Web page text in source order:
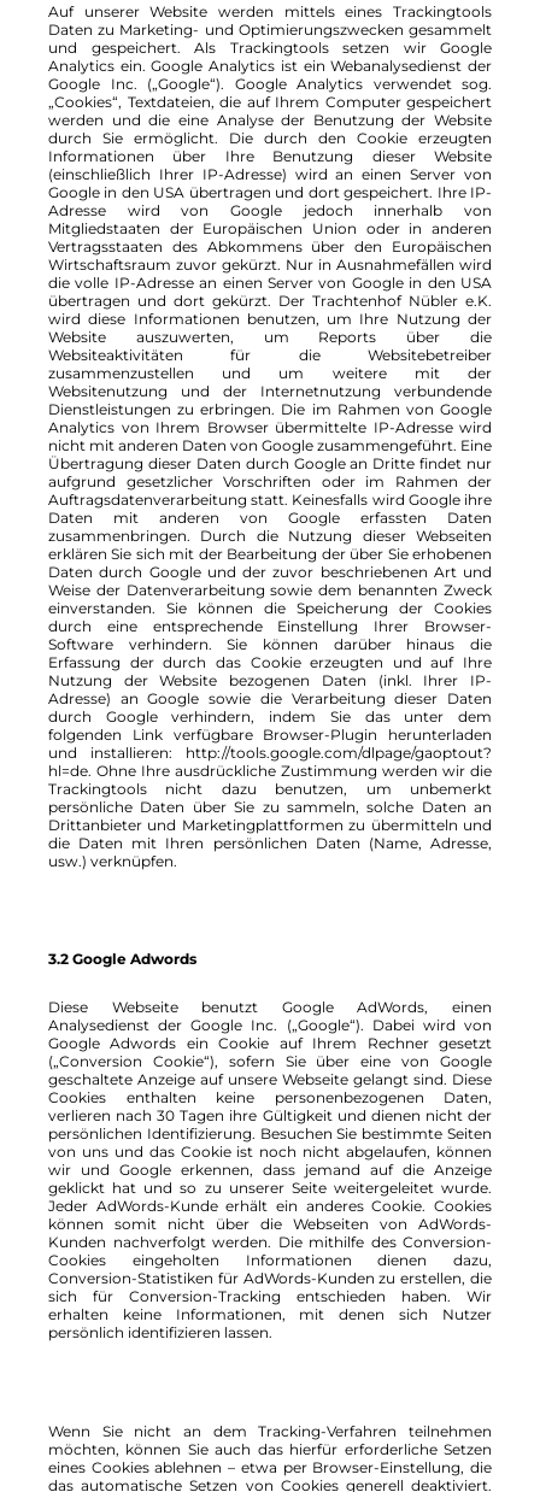
Auf unserer Website werden mittels eines Trackingtools
Daten zu Marketing- und Optimierungszwecken gesammelt
und gespeichert. Als Trackingtools setzen wir Google
Analytics ein. Google Analytics ist ein Webanalysedienst der
Google Inc. („Google“). Google Analytics verwendet sog.
„Cookies“, Textdateien, die auf Ihrem Computer gespeichert
werden und die eine Analyse der Benutzung der Website
durch Sie ermöglicht. Die durch den Cookie erzeugten
Informationen über Ihre Benutzung dieser Website
(einschließlich Ihrer IP-Adresse) wird an einen Server von
Google in den USA übertragen und dort gespeichert. Ihre IP-
Adresse wird von Google jedoch innerhalb von
Mitgliedstaaten der Europäischen Union oder in anderen
Vertragsstaaten des Abkommens über den Europäischen
Wirtschaftsraum zuvor gekürzt. Nur in Ausnahmefällen wird
die volle IP-Adresse an einen Server von Google in den USA
übertragen und dort gekürzt. Der Trachtenhof Nübler e.K.
wird diese Informationen benutzen, um Ihre Nutzung der
Website auszuwerten, um Reports über die
Websiteaktivitäten für die Websitebetreiber
zusammenzustellen und um weitere mit der
Websitenutzung und der Internetnutzung verbundende
Dienstleistungen zu erbringen. Die im Rahmen von Google
Analytics von Ihrem Browser übermittelte IP-Adresse wird
nicht mit anderen Daten von Google zusammengeführt. Eine
Übertragung dieser Daten durch Google an Dritte findet nur
aufgrund gesetzlicher Vorschriften oder im Rahmen der
Auftragsdatenverarbeitung statt. Keinesfalls wird Google ihre
Daten mit anderen von Google erfassten Daten
zusammenbringen. Durch die Nutzung dieser Webseiten
erklären Sie sich mit der Bearbeitung der über Sie erhobenen
Daten durch Google und der zuvor beschriebenen Art und
Weise der Datenverarbeitung sowie dem benannten Zweck
einverstanden. Sie können die Speicherung der Cookies
durch eine entsprechende Einstellung Ihrer Browser-
Software verhindern. Sie können darüber hinaus die
Erfassung der durch das Cookie erzeugten und auf Ihre
Nutzung der Website bezogenen Daten (inkl. Ihrer IP-
Adresse) an Google sowie die Verarbeitung dieser Daten
durch Google verhindern, indem Sie das unter dem
folgenden Link verfügbare Browser-Plugin herunterladen
und installieren: http://tools.google.com/dlpage/gaoptout?
hl=de. Ohne Ihre ausdrückliche Zustimmung werden wir die
Trackingtools nicht dazu benutzen, um unbemerkt
persönliche Daten über Sie zu sammeln, solche Daten an
Drittanbieter und Marketingplattformen zu übermitteln und
die Daten mit Ihren persönlichen Daten (Name, Adresse,
usw.) verknüpfen.
3.2 Google Adwords
Diese Webseite benutzt Google AdWords, einen
Analysedienst der Google Inc. („Google“). Dabei wird von
Google Adwords ein Cookie auf Ihrem Rechner gesetzt
(„Conversion Cookie“), sofern Sie über eine von Google
geschaltete Anzeige auf unsere Webseite gelangt sind. Diese
Cookies enthalten keine personenbezogenen Daten,
verlieren nach 30 Tagen ihre Gültigkeit und dienen nicht der
persönlichen Identifizierung. Besuchen Sie bestimmte Seiten
von uns und das Cookie ist noch nicht abgelaufen, können
wir und Google erkennen, dass jemand auf die Anzeige
geklickt hat und so zu unserer Seite weitergeleitet wurde.
Jeder AdWords-Kunde erhält ein anderes Cookie. Cookies
können somit nicht über die Webseiten von AdWords-
Kunden nachverfolgt werden. Die mithilfe des Conversion-
Cookies eingeholten Informationen dienen dazu,
Conversion-Statistiken für AdWords-Kunden zu erstellen, die
sich für Conversion-Tracking entschieden haben. Wir
erhalten keine Informationen, mit denen sich Nutzer
persönlich identifizieren lassen.
Wenn Sie nicht an dem Tracking-Verfahren teilnehmen
möchten, können Sie auch das hierfür erforderliche Setzen
eines Cookies ablehnen – etwa per Browser-Einstellung, die
das automatische Setzen von Cookies generell deaktiviert.